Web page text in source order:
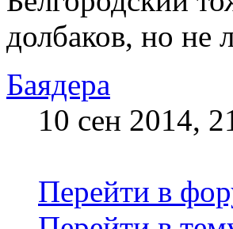
долбаков, но
Баядера
10 сен 2014,
Перейти в